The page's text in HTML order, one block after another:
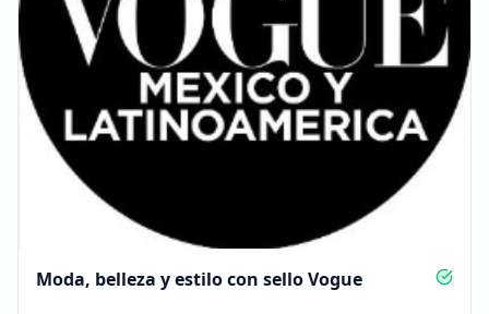
Moda, belleza y estilo con sello Vogue